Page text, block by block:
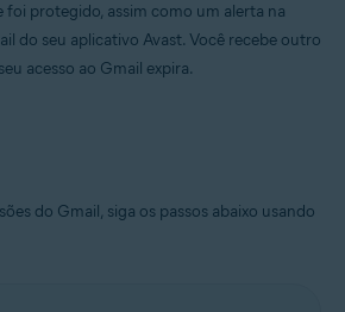
foi protegido, assim como um alerta na
do seu aplicativo Avast. Você recebe outro
acesso ao Gmail expira.
do Gmail, siga os passos abaixo usando